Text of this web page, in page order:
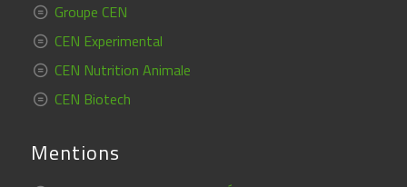
Groupe CEN
CEN Experimental
CEN Nutrition Animale
CEN Biotech
Mentions